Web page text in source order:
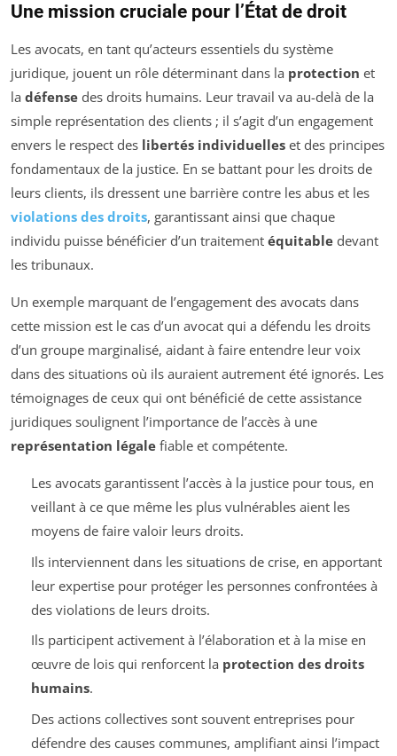
Une mission cruciale pour l’État de droit
Les avocats, en tant qu’acteurs essentiels du système
juridique, jouent un rôle déterminant dans la protection et
la défense des droits humains. Leur travail va au-delà de la
simple représentation des clients ; il s’agit d’un engagement
envers le respect des libertés individuelles et des principes
fondamentaux de la justice. En se battant pour les droits de
leurs clients, ils dressent une barrière contre les abus et les
violations des droits, garantissant ainsi que chaque
individu puisse bénéficier d’un traitement équitable devant
les tribunaux.
Un exemple marquant de l’engagement des avocats dans
cette mission est le cas d’un avocat qui a défendu les droits
d’un groupe marginalisé, aidant à faire entendre leur voix
dans des situations où ils auraient autrement été ignorés. Les
témoignages de ceux qui ont bénéficié de cette assistance
juridiques soulignent l’importance de l’accès à une
représentation légale fiable et compétente.
Les avocats garantissent l’accès à la justice pour tous, en
veillant à ce que même les plus vulnérables aient les
moyens de faire valoir leurs droits.
Ils interviennent dans les situations de crise, en apportant
leur expertise pour protéger les personnes confrontées à
des violations de leurs droits.
Ils participent activement à l’élaboration et à la mise en
œuvre de lois qui renforcent la protection des droits
humains.
Des actions collectives sont souvent entreprises pour
défendre des causes communes, amplifiant ainsi l’impact